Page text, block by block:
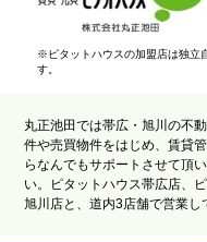
※ピタットハウスの加盟店は独立
す。
丸正池田では帯広・旭川の不
件や売買物件をはじめ、賃貸
らなんでもサポートさせて頂
い。ピタットハウス帯広店、
旭川店と、道内3店舗で営業し